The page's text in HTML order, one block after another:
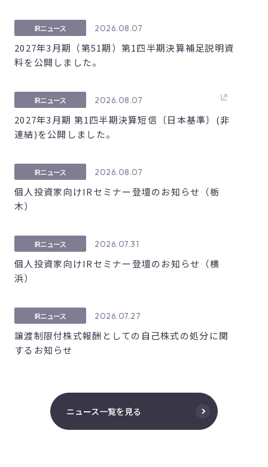
2026.08.07
IRニュース
2027年3月期（第51期）第1四半期決算補足説明資
料を公開しました。
2026.08.07
IRニュース
2027年3月期 第1四半期決算短信〔日本基準〕(非
連結)を公開しました。
2026.08.07
IRニュース
個人投資家向けIRセミナー登壇のお知らせ（栃
木）
2026.07.31
IRニュース
個人投資家向けIRセミナー登壇のお知らせ（横
浜）
2026.07.27
IRニュース
譲渡制限付株式報酬としての自己株式の処分に関
するお知らせ
ニュース一覧を見る